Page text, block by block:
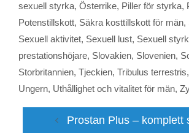
sexuell styrka, Österrike, Piller för styrka,
Potenstillskott, Säkra kosttillskott för män,
Sexuell aktivitet, Sexuell lust, Sexuell
prestationshöjare, Slovakien, Slovenien,
Storbritannien, Tjeckien, Tribulus terrestris,
Ungern, Uthållighet och vitalitet för män,
Prostan Plus – komplett